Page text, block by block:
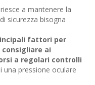
a mantenere la
sicurezza bisogna
fattori per
ai
a regolari controlli
una pressione oculare